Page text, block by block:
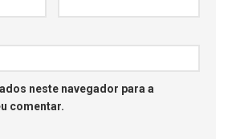
neste navegador para a
comentar.